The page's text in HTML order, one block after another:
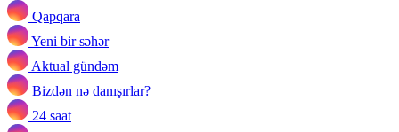
Qapqara
Yeni bir səhər
Aktual gündəm
Bizdən nə danışırlar?
24 saat